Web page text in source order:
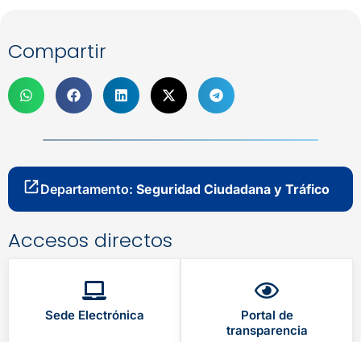
Compartir
Departamento: Seguridad Ciudadana y Tráfico
Accesos directos
Sede Electrónica
Portal de
transparencia